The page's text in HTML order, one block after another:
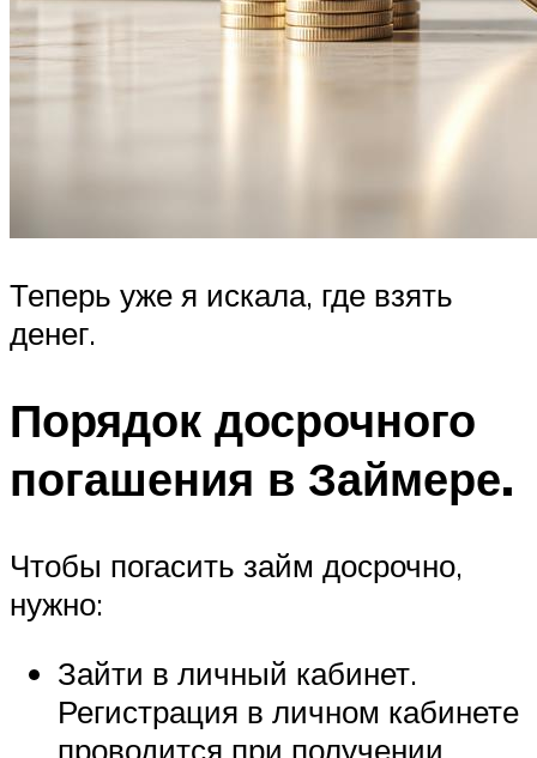
Теперь уже я искала, где взять
денег.
Порядок досрочного
погашения в Займере.
Чтобы погасить займ досрочно,
нужно:
Зайти в личный кабинет.
Регистрация в личном кабинете
проводится при получении